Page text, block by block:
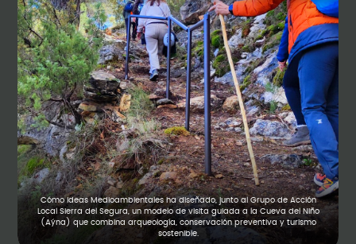
Cómo Ideas Medioambientales ha diseñado, junto al Grupo de Acción
Local Sierra del Segura, un modelo de visita guiada a la Cueva del Niño
(Aýna) que combina arqueología, conservación preventiva y turismo
sostenible.